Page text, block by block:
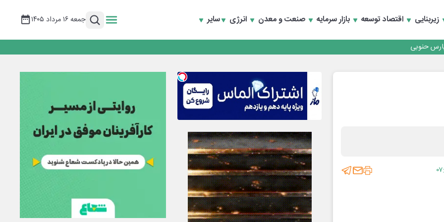
زیربنایی اقتصاد توسعه بازار سرمایه صنعت و معدن انرژی سایر جمعه ۱۶ مرداد ۱۴۰۵
منطقه یک
منطقه یک
تجارت و همگرایی منطقه‌ای